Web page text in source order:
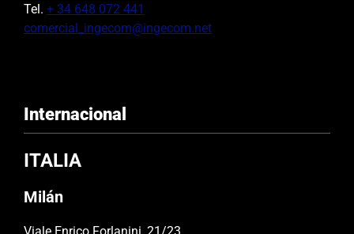
Tel. + 34 648 072 441
comercial_ingecom@ingecom.net
Internacional
ITALIA
Milán